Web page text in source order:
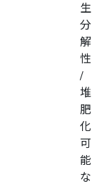
生
分
解
性
/
堆
肥
化
可
能
な